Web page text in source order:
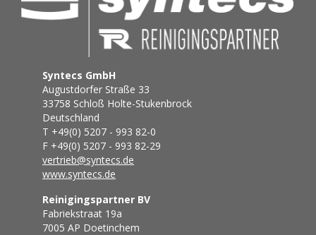
Syntecs GmbH
Augustdorfer Straße 33
33758 Schloß Holte-Stukenbrock
Deutschland
T +49(0) 5207 - 993 82-0
F +49(0) 5207 - 993 82-29
vertrieb@syntecs.de
www.syntecs.de
Reinigingspartner BV
Fabriekstraat 19a
7005 AP Doetinchem